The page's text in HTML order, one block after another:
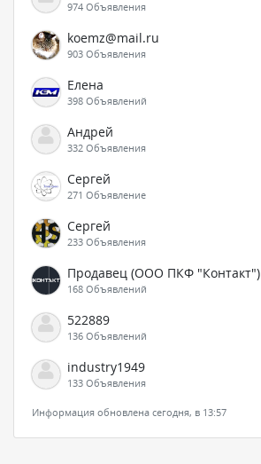
974 Объявления
koemz@mail.ru
903 Объявления
Елена
398 Объявлений
Андрей
332 Объявления
Сергей
271 Объявление
Сергей
233 Объявления
Продавец (ООО ПКФ "Контакт")
168 Объявлений
522889
136 Объявлений
industry1949
133 Объявления
Информация обновлена сегодня, в 13:57